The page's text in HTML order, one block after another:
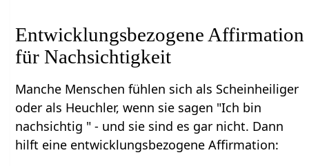
Entwicklungsbezogene Affirmation
für Nachsichtigkeit
Manche Menschen fühlen sich als Scheinheiliger
oder als Heuchler, wenn sie sagen "Ich bin
nachsichtig " - und sie sind es gar nicht. Dann
hilft eine entwicklungsbezogene Affirmation: